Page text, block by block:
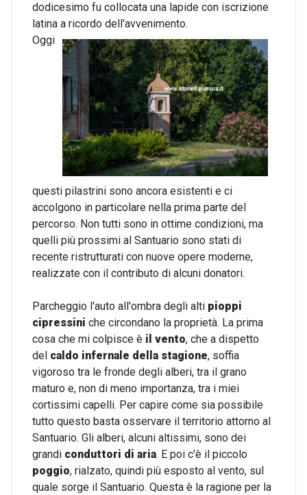
dodicesimo fu collocata una lapide con iscrizione
latina a ricordo dell'avvenimento.
Oggi
questi pilastrini sono ancora esistenti e ci
accolgono in particolare nella prima parte del
percorso. Non tutti sono in ottime condizioni, ma
quelli più prossimi al Santuario sono stati di
recente ristrutturati con nuove opere moderne,
realizzate con il contributo di alcuni donatori.
Parcheggio l'auto all'ombra degli alti pioppi
cipressini che circondano la proprietà. La prima
cosa che mi colpisce è il vento, che a dispetto
del caldo infernale della stagione, soffia
vigoroso tra le fronde degli alberi, tra il grano
maturo e, non di meno importanza, tra i miei
cortissimi capelli. Per capire come sia possibile
tutto questo basta osservare il territorio attorno al
Santuario. Gli alberi, alcuni altissimi, sono dei
grandi conduttori di aria. E poi c'è il piccolo
poggio, rialzato, quindi più esposto al vento, sul
quale sorge il Santuario. Questa è la ragione per la